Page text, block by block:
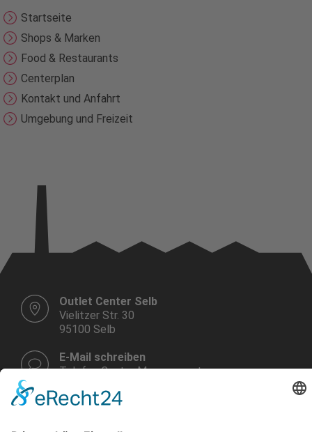
Startseite
Shops & Marken
Food & Restaurants
Centerplan
Kontakt und Anfahrt
Umgebung und Freizeit
Outlet Center Selb
Vielitzer Str. 30
95100 Selb
E-Mail schreiben
Telefon Center Management: